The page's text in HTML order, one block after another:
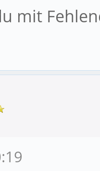
mit